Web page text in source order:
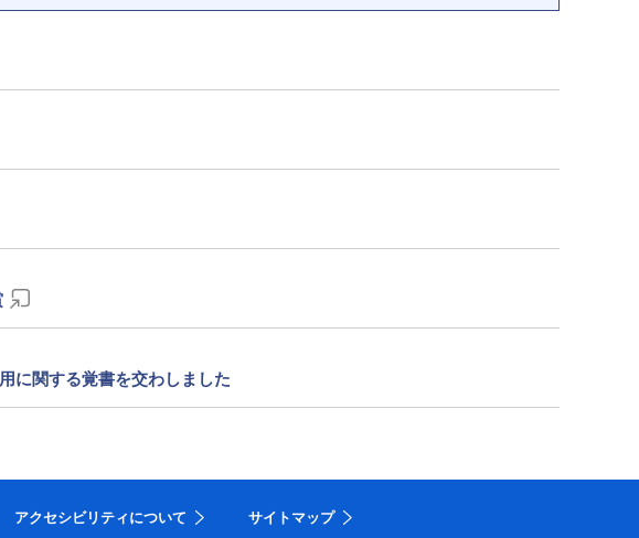
に関する覚書を交わしました
アクセシビリティについて サイトマップ